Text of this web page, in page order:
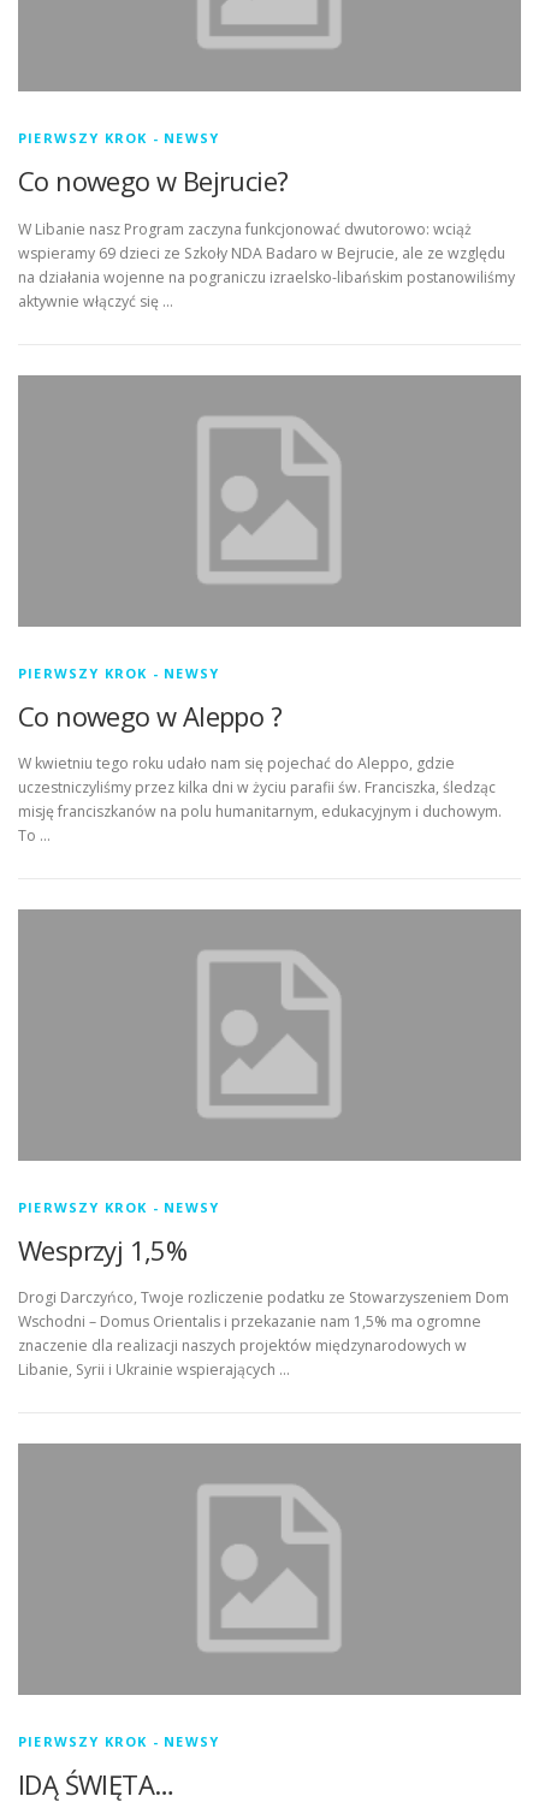
PIERWSZY KROK - NEWSY
Co nowego w Bejrucie?
W Libanie nasz Program zaczyna funkcjonować dwutorowo: wciąż
wspieramy 69 dzieci ze Szkoły NDA Badaro w Bejrucie, ale ze względu
na działania wojenne na pograniczu izraelsko-libańskim postanowiliśmy
aktywnie włączyć się …
PIERWSZY KROK - NEWSY
Co nowego w Aleppo ?
W kwietniu tego roku udało nam się pojechać do Aleppo, gdzie
uczestniczyliśmy przez kilka dni w życiu parafii św. Franciszka, śledząc
misję franciszkanów na polu humanitarnym, edukacyjnym i duchowym.
To …
PIERWSZY KROK - NEWSY
Wesprzyj 1,5%
Drogi Darczyńco, Twoje rozliczenie podatku ze Stowarzyszeniem Dom
Wschodni – Domus Orientalis i przekazanie nam 1,5% ma ogromne
znaczenie dla realizacji naszych projektów międzynarodowych w
Libanie, Syrii i Ukrainie wspierających …
PIERWSZY KROK - NEWSY
IDĄ ŚWIĘTA…